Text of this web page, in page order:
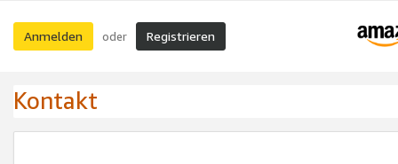
Anmelden oder Registrieren
Kontakt